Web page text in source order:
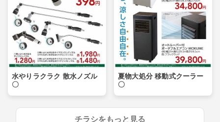
水やりラクラク 散水ノズル
〇
夏物大処分 移動式クーラー
〇
チラシをもっと見る